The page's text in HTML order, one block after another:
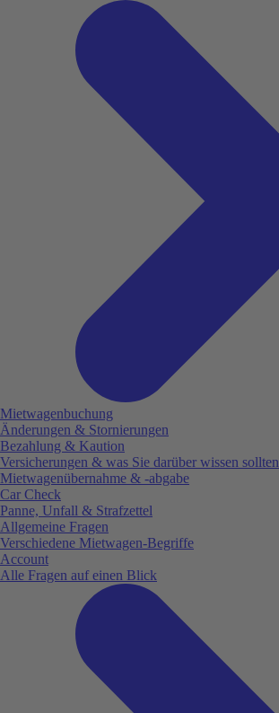
Mietwagenbuchung
Änderungen & Stornierungen
Bezahlung & Kaution
Versicherungen & was Sie darüber wissen sollten
Mietwagenübernahme & -abgabe
Car Check
Panne, Unfall & Strafzettel
Allgemeine Fragen
Verschiedene Mietwagen-Begriffe
Account
Alle Fragen auf einen Blick